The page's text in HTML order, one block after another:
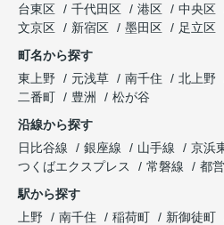
台東区
千代田区 港区 中央区
文京区
新宿区 墨田区
足立区
町名から探す
東上野
元浅草 南千住 北上野
二番町
豊洲
松が谷
沿線から探す
日比谷線
銀座線 山手線 京浜
つくばエクスプレス
常磐線 都
駅から探す
上野
南千住 稲荷町 新御徒町